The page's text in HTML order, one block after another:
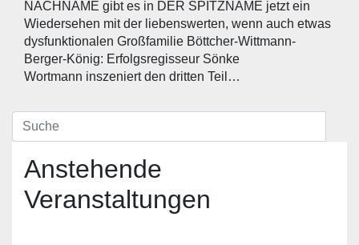
NACHNAME gibt es in DER SPITZNAME jetzt ein
Wiedersehen mit der liebenswerten, wenn auch etwas
dysfunktionalen Großfamilie Böttcher-Wittmann-
Berger-König: Erfolgsregisseur Sönke
Wortmann inszeniert den dritten Teil…
Anstehende
Veranstaltungen